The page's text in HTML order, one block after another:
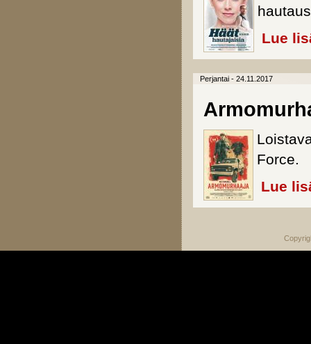
Lue
Perjantai - 24.11.2017
Force.
Lue